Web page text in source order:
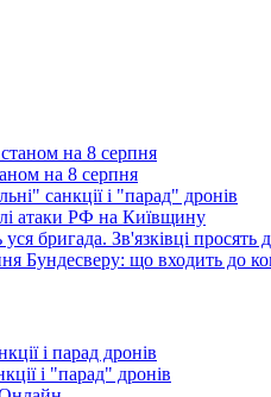
на 8 серпня
санкції і "парад" дронів
атаки РФ на Київщину
бригада. Зв'язківці просять
Бундесверу: що входить до
і "парад" дронів